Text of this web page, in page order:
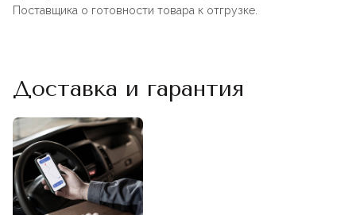
Поставщика о готовности товара к отгрузке.
Доставка и гарантия